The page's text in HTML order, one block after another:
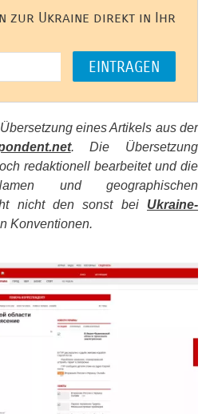
zur Ukraine direkt in Ihr
eines Artikels aus der
. Die Übersetzung
redaktionell bearbeitet und die
und geographischen
nicht den sonst bei Ukraine-
Konventionen.